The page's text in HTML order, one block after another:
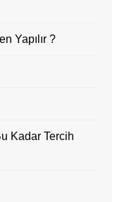
Yapılır ?
Kadar Tercih